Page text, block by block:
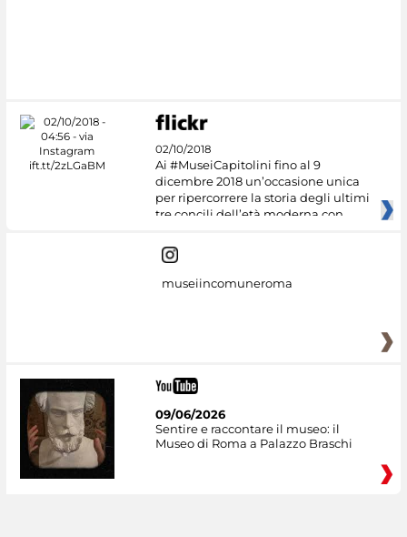
02/10/2018
Ai #MuseiCapitolini fino al 9
dicembre 2018 un’occasione unica
per ripercorrere la storia degli ultimi
tre concili dell’età moderna con
museiincomuneroma
09/06/2026
Sentire e raccontare il museo: il
Museo di Roma a Palazzo Braschi